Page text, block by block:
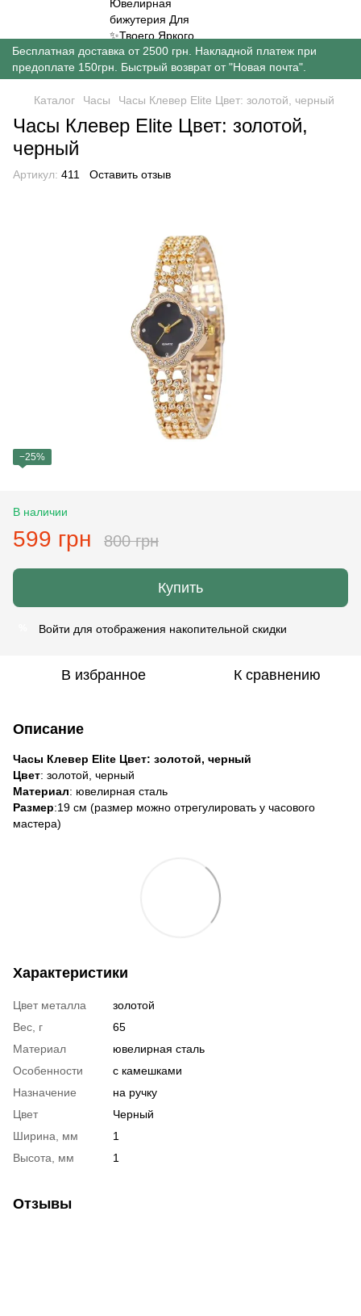
Бесплатная доставка от 2500 грн. Накладной платеж при
предоплате 150грн. Быстрый возврат от "Новая почта".
Каталог Часы Часы Клевер Elite Цвет: золотой, черный
Часы Клевер Elite Цвет: золотой,
черный
Артикул: 411 Оставить отзыв
−25%
В наличии
599 грн 800 грн
Купить
Войти для отображения накопительной скидки
В избранное К сравнению
Описание
Часы Клевер Elite Цвет: золотой, черный
Цвет: золотой, черный
Материал: ювелирная сталь
Размер:19 см (размер можно отрегулировать у часового
мастера)
Характеристики
Цвет металла
золотой
Вес, г
65
Материал
ювелирная сталь
Особенности
с камешками
Назначение
на ручку
Цвет
Черный
Ширина, мм
1
Высота, мм
1
Отзывы